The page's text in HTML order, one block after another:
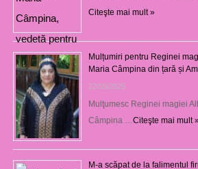
Citeşte mai mult »
Mulțumiri pentru Reginei
Maria Câmpina din țară și
22/05/2025
Mulţumesc Reginei magiei
Câmpina … Citeşte mai mult
M-a scăpat de la falimentul